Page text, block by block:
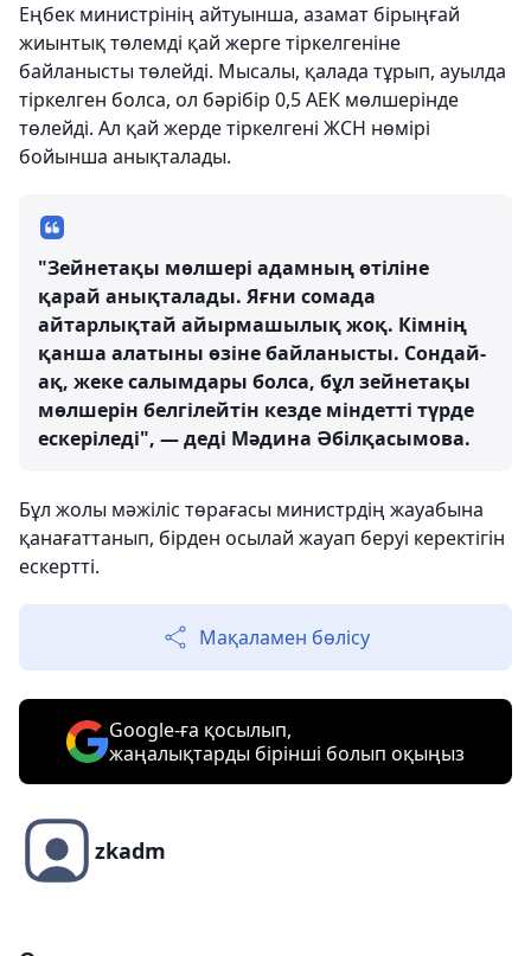
Еңбек министрінің айтуынша, азамат бірыңғай
жиынтық төлемді қай жерге тіркелгеніне
байланысты төлейді. Мысалы, қалада тұрып, ауылда
тіркелген болса, ол бәрібір 0,5 АЕК мөлшерінде
төлейді. Ал қай жерде тіркелгені ЖСН нөмірі
бойынша анықталады.
"Зейнетақы мөлшері адамның өтіліне
қарай анықталады. Яғни сомада
айтарлықтай айырмашылық жоқ. Кімнің
қанша алатыны өзіне байланысты. Сондай-
ақ, жеке салымдары болса, бұл зейнетақы
мөлшерін белгілейтін кезде міндетті түрде
ескеріледі", — деді Мәдина Әбілқасымова.
Бұл жолы мәжіліс төрағасы министрдің жауабына
қанағаттанып, бірден осылай жауап беруі керектігін
ескертті.
Мақаламен бөлісу
Google-ға қосылып,
жаңалықтарды бірінші болып оқыңыз
zkadm